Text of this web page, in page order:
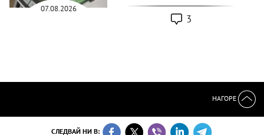
07.08.2026
3
НАГОРЕ
СЛЕДВАЙ НИ В: